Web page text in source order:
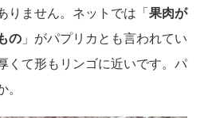
りません。ネットでは「 果肉が
の 」がパプリカとも言われてい
くて形もリンゴに近いです。パ
。